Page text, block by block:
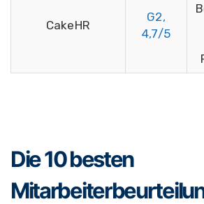
CakeHR
G2,
4,7/5
Die 10 besten